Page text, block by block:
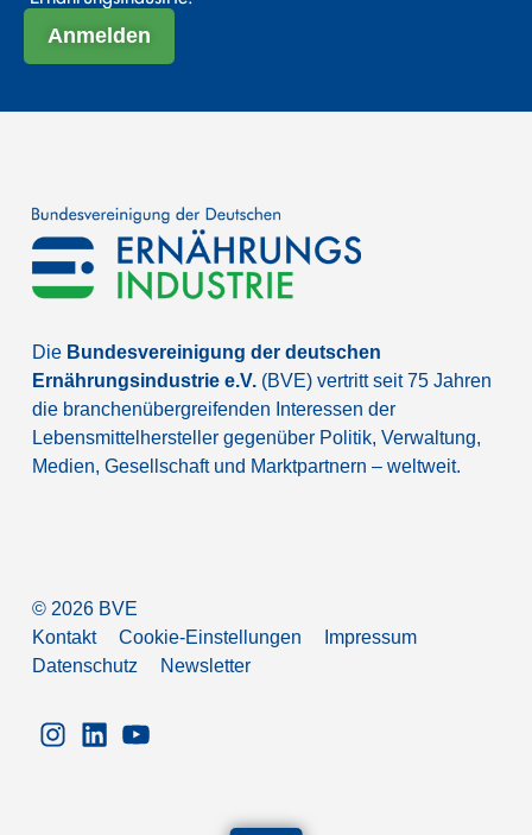
Anmelden
Die Bundesvereinigung der deutschen
Ernährungsindustrie e.V. (BVE) vertritt seit 75 Jahren
die branchenübergreifenden Interessen der
Lebensmittelhersteller gegenüber Politik, Verwaltung,
Medien, Gesellschaft und Marktpartnern – weltweit.
© 2026BVE
Kontakt
Cookie-Einstellungen
Impressum
Datenschutz
Newsletter